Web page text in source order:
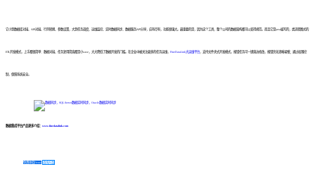
它小到数据库对接、API对接、行列转换、参数设置，大到任务调度、运维监控、实时数据同步、数据服务API分享，应有尽有，功能很强大。最重要的是，因为这个工具，整个公司的数据架构都可以变得规范。而且它是java编写的，类流程图式的
ETL开发模式，上手都很简单：数据对接、任务复用简直都是小case，大大降低了数据开发的门槛。在企业中被关注最多的任务运维， FineDataLink大运维平台 ，支持文件夹式开发模式，报错任务可一键直达修改，报错优化清晰易懂；通过权限控
制，保障系统安全。
数据集成平台产品更多介绍： www.finedatalink.com
免费体验Demo 咨询方案